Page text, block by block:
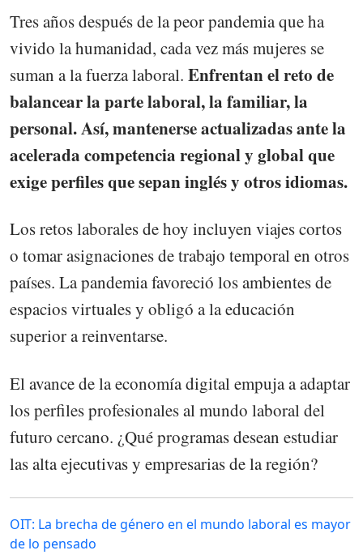
Tres años después de la peor pandemia que ha
vivido la humanidad, cada vez más mujeres se
suman a la fuerza laboral. Enfrentan el reto de
balancear la parte laboral, la familiar, la
personal. Así, mantenerse actualizadas ante la
acelerada competencia regional y global que
exige perfiles que sepan inglés y otros idiomas.
Los retos laborales de hoy incluyen viajes cortos
o tomar asignaciones de trabajo temporal en otros
países. La pandemia favoreció los ambientes de
espacios virtuales y obligó a la educación
superior a reinventarse.
El avance de la economía digital empuja a adaptar
los perfiles profesionales al mundo laboral del
futuro cercano. ¿Qué programas desean estudiar
las alta ejecutivas y empresarias de la región?
OIT: La brecha de género en el mundo laboral es mayor
de lo pensado